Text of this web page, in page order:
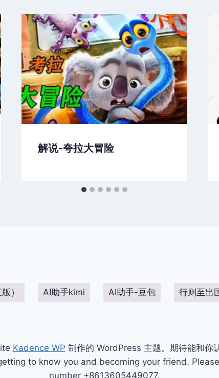
解说-夸拉大冒险
） AI助手kimi AI助手-豆包 行则至出
Kadence WP 制作的 WordPress 主题。期待能和你
to know you and becoming your friend.
number +8613605449077.